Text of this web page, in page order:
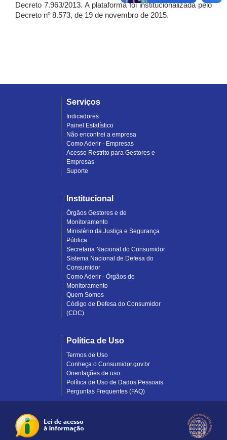
Decreto 7.963/2013. A plataforma foi institucionalizada pelo
Decreto nº 8.573, de 19 de novembro de 2015.
Serviços
Indicadores
Painel Estatístico
Não encontrei a empresa
Como Aderir - Empresas
Acesso Restrito para Gestores e
Empresas
Suporte
Institucional
Órgãos Gestores e de
Monitoramento
Ministério da Justiça e Segurança
Pública
Secretaria Nacional do Consumidor
Sistema Nacional de Defesa do
Consumidor
Como Aderir - Órgãos de
Monitoramento
Quem Somos
Código de Defesa do Consumidor
(CDC)
Política de Uso
Termos de Uso
Conheça o Consumidor.gov.br
Orientações de uso
Política de Uso de Dados Pessoais
Perguntas Frequentes (FAQ)